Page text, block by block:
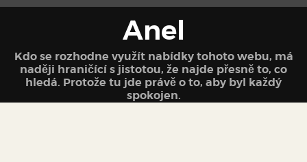
Anel
Kdo se rozhodne využít nabídky tohoto webu, má
naději hraničící s jistotou, že najde přesně to, co
hledá. Protože tu jde právě o to, aby byl každý
spokojen.